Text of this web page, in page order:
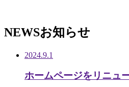
NEWSお知らせ
2024.9.1
ホームページをリニュ